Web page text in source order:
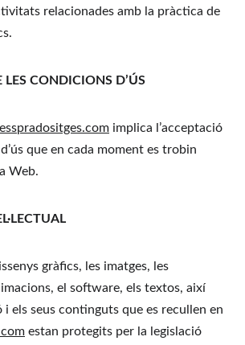
relacionades amb la pràctica de
LES CONDICIONS D’ÚS
implica l’acceptació
que en cada moment es trobin
Web.
gràfics, les imatges, les
el software, els textos, així
els seus continguts que es recullen en
estan protegits per la legislació